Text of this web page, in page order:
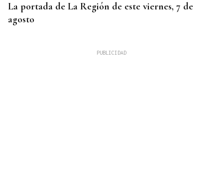
La portada de La Región de este viernes, 7 de
agosto